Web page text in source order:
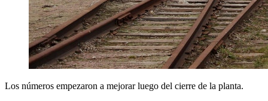
Los números empezaron a mejorar luego del cierre de la planta.